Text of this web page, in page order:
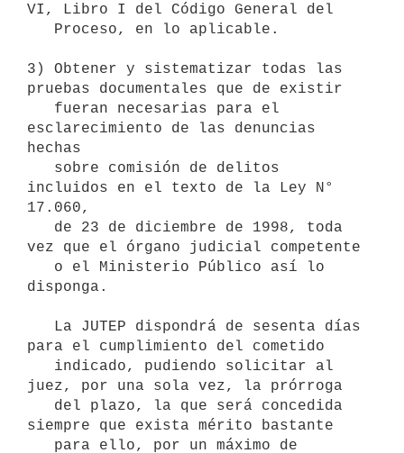
VI, Libro I del Código General del
3) Obtener y sistematizar todas las
pruebas documentales que de existir
esclarecimiento de las denuncias
hechas
incluidos en el texto de la Ley N°
17.060,
vez que el órgano judicial competente
disponga.
para el cumplimiento del cometido
juez, por una sola vez, la prórroga
siempre que exista mérito bastante